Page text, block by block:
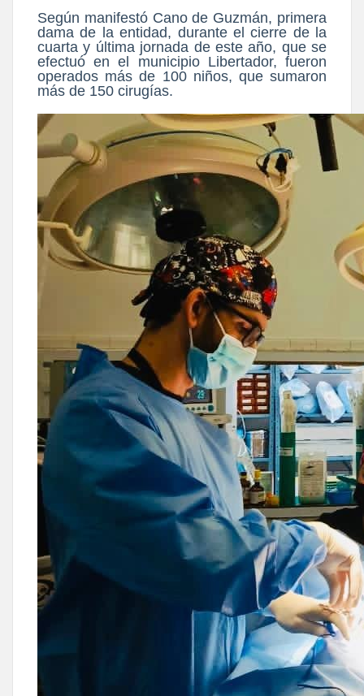
Según manifestó Cano de Guzmán, primera
dama de la entidad, durante el cierre de la
cuarta y última jornada de este año, que se
efectuó en el municipio Libertador, fueron
operados más de 100 niños, que sumaron
más de 150 cirugías.